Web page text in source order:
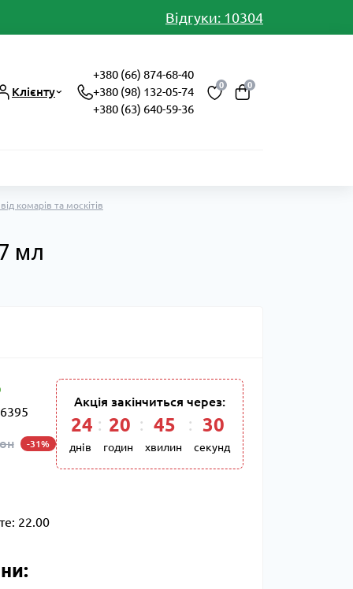
Відгуки: 10304
Клієнту
+380 (66) 874-68-40
+380 (98) 132-05-74
+380 (63) 640-59-36
0 0
комарів та москітів
мл
-31%
22.00
Акція закінчиться через:
24
днів
: 20
годин
: 45
хвилин
: 29
секунд